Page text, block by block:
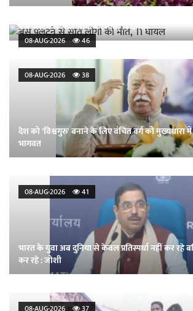
08-AUG-2026 46
बस पलटने से सात लोगों की मौत, 11 घायल
08-AUG-2026 38
देश को 'विश्वगुरु' बनाने के लिए वंचित वर्ग को मुख्यधारा
भागवत
08-AUG-2026 41
भारत के युवा अब दुनिया से केवल प्रतिस्पर्धा नहीं कर रहे
कर रहे : जोशी